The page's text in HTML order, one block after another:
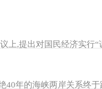
上,提出对国民经济实行
40年的海峡两岸关系终